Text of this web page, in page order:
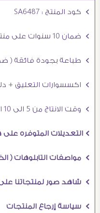
Ö كود المنتج : SA6487
Ö ضمان 10 سنوات على منتجاتنا
Ö طباعة بجودة فائقة ( ضمان على الالوان )
Ö اكسسوارات التعليق + دليل تعليق مصور
Ö وقت الانتاج من 5 الى 10 ايام
Ö التعديلات المتوفره على هذا التابلوه
Ö مواصفات التابلوهات ( الخامات و الصناعة )
Ö شاهد صور لمنتجاتنا على الواقع
Ö سياسة إرجاع المنتجات